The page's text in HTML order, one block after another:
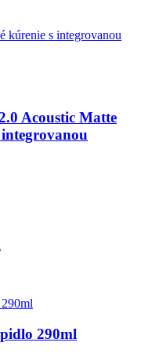
Acoustic Matte
290ml